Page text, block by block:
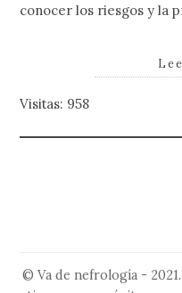
conocer los riesgos y la
Visitas: 958
© Va de nefrología -